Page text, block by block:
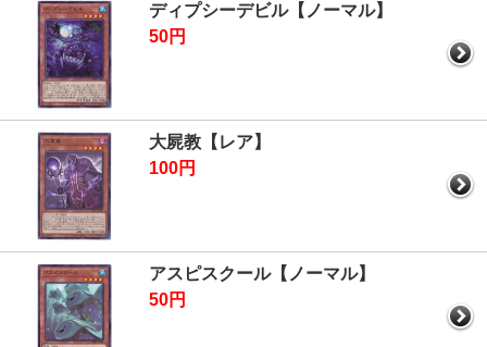
ディプシーデビル【ノーマル】
50円
大屍教【レア】
100円
アスピスクール【ノーマル】
50円